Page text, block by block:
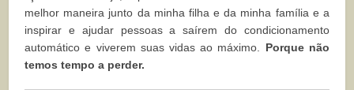
melhor maneira junto da minha filha e da minha família e a
inspirar e ajudar pessoas a saírem do condicionamento
automático e viverem suas vidas ao máximo. Porque não
temos tempo a perder.